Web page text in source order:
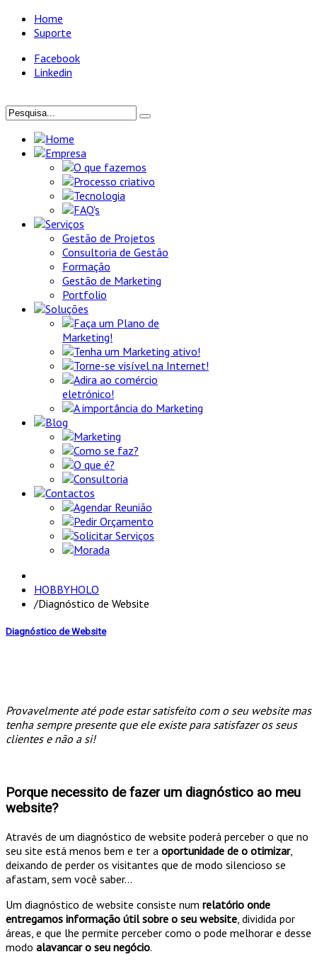
Home
Suporte
Facebook
Linkedin
Home
Empresa
O que fazemos
Processo criativo
Tecnologia
FAQ's
Serviços
Gestão de Projetos
Consultoria de Gestão
Formação
Gestão de Marketing
Portfolio
Soluções
Faça um Plano de
Marketing!
Tenha um Marketing ativo!
Torne-se visível na Internet!
Adira ao comércio
eletrónico!
A importância do Marketing
Blog
Marketing
Como se faz?
O que é?
Consultoria
Contactos
Agendar Reunião
Pedir Orçamento
Solicitar Serviços
Morada
HOBBYHOLO
/Diagnóstico de Website
Diagnóstico de Website
Provavelmente até pode estar satisfeito com o seu website mas
tenha sempre presente que ele existe para satisfazer os seus
clientes e não a si!
Porque necessito de fazer um diagnóstico ao meu
website?
Através de um diagnóstico de website poderá perceber o que no
seu site está menos bem e ter a oportunidade de o otimizar,
deixando de perder os visitantes que de modo silencioso se
afastam, sem você saber…
Um diagnóstico de website consiste num relatório onde
entregamos informação útil sobre o seu website , dividida por
áreas, e que lhe permite perceber como o pode melhorar e desse
modo alavancar o seu negócio.